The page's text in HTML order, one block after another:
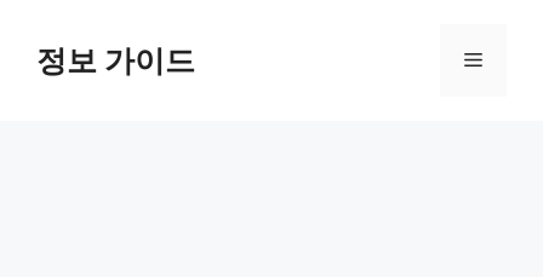
정보 가이드 메